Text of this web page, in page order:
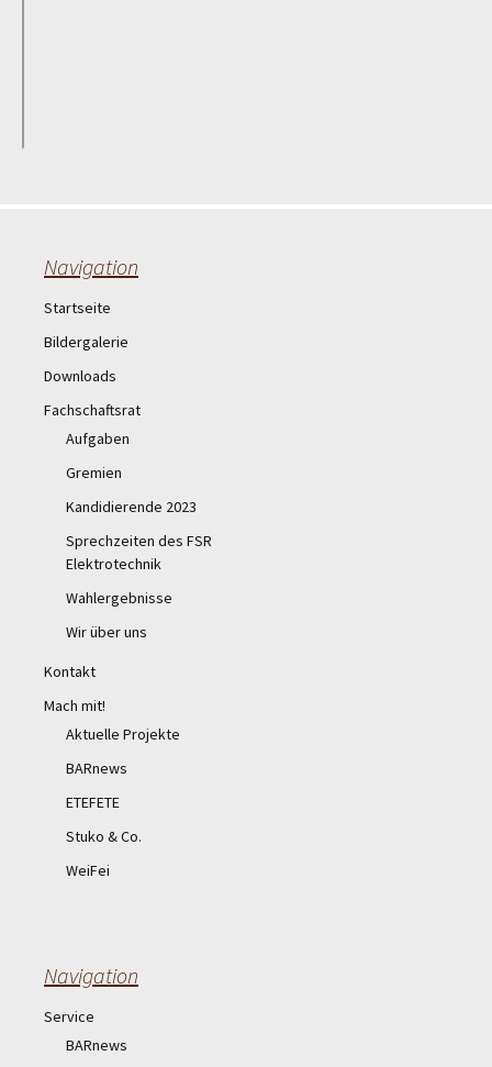
Navigation
Startseite
Bildergalerie
Downloads
Fachschaftsrat
Aufgaben
Gremien
Kandidierende 2023
Sprechzeiten des FSR
Elektrotechnik
Wahlergebnisse
Wir über uns
Kontakt
Mach mit!
Aktuelle Projekte
BARnews
ETEFETE
Stuko & Co.
WeiFei
Navigation
Service
BARnews